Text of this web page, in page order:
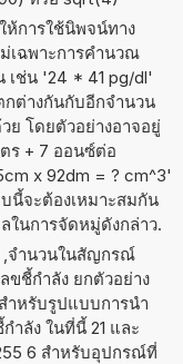
ห้การใช้นิพจน์ทาง
เฉพาะการคำนวณ
เช่น '24 * 41 pg/dl'
ต่างกันกับอีกจำนวน
ย โดยตัวอย่างอาจอยู่
ร + 7 ออนซ์ต่อ
x 92dm = ? cm^3'
นี้จะต้องเหมาะสมกัน
ในการจัดหมู่ดังกล่าว.
,จำนวนในสัญกรณ์
ขชี้กำลัง ยกตัวอย่าง
สำหรับรูปแบบการนำ
ำลัง ในที่นี้ 21 และ
6 สำหรับอุปกรณ์ที่